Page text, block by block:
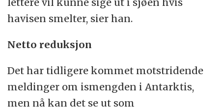
havisen smelter, sier han.
Netto reduksjon
Det har tidligere kommet motstridende
meldinger om ismengden i Antarktis,
men nå kan det se ut som